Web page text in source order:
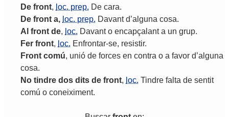
De front, loc. prep. De cara.
De front a, loc. prep. Davant d’alguna cosa.
Al front de, loc. Davant o encapçalant a un grup.
Fer front, loc. Enfrontar-se, resistir.
Front comú, unió de forces en contra o a favor d’alguna
cosa.
No tindre dos dits de front, loc. Tindre falta de sentit
comú o coneiximent.